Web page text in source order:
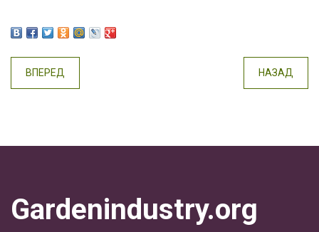
ВПЕРЕД НАЗАД
Gardenindustry.org